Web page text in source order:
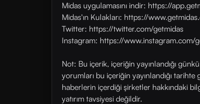
Midas uygulamasını indir: https://
Midas'ın Kulakları: https://
Twitter: https://twitter.com/getmidas
Instagram: https://www.instagram.com/
Not: Bu içerik, içeriğin yayınlandığı
yorumları bu içeriğin yayınlandığı
haberlerin içerdiği şirketler hakkındaki
yatırım tavsiyesi değildir.